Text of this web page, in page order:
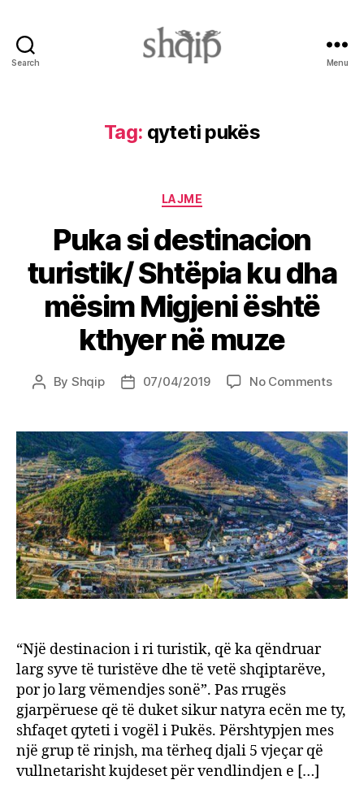
Search Menu
Tag: qyteti pukës
Categories
LAJME
Puka si destinacion
turistik/ Shtëpia ku dha
mësim Migjeni është
kthyer në muze
Post
By Shqip
Post07/04/2019 No Commentson
ku
dha
është
në
“Një destinacion i ri turistik, që ka qëndruar
larg syve të turistëve dhe të vetë shqiptarëve,
por jo larg vëmendjes sonë”. Pas rrugës
gjarpëruese që të duket sikur natyra ecën me ty,
shfaqet qyteti i vogël i Pukës. Përshtypjen mes
një grup të rinjsh, ma tërheq djali 5 vjeçar që
vullnetarisht kujdeset për vendlindjen e […]